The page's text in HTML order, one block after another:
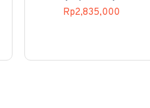
80H4000
Rp2,835,000